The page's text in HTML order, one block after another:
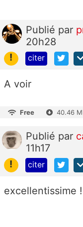
Publié par
20h28
!
citer
A voir
Free 40.46
Publié par
11h17
!
citer
excellentissime !